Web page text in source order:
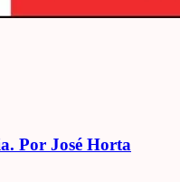
Por José Horta